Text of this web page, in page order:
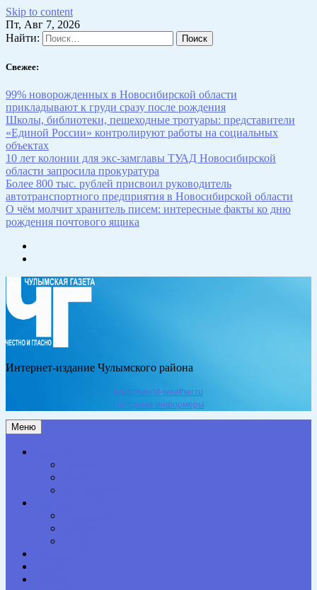
Skip to content
Пт, Авг 7, 2026
Найти:
Свежее:
99% новорожденных в Новосибирской области
прикладывают к груди сразу после рождения
Школы, библиотеки, пешеходные тротуары: представители
«Единой России» контролируют работы на социальных
объектах
10 лет колонии для экс-замглавы ТУАД Новосибирской
области запросила прокуратура
Более 800 тыс. рублей присвоил руководитель
автотранспортного предприятия в Новосибирской области
О чём молчит хранитель писем: интересные факты ко дню
рождения почтового ящика
Интернет-издание Чулымского района
https://world-weather.ru
Погодные информеры
Меню